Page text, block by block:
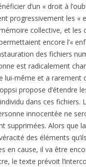
d’un « droit à
progressivement les «
collective, et les
encore l’«
des fichiers
est radicalement
lui-même et a rarement
propose d’étendre
individu dans ces fichiers.
innocentée ne
supprimées. Alors que
des éléments
en cause, il va être
le texte prévoit